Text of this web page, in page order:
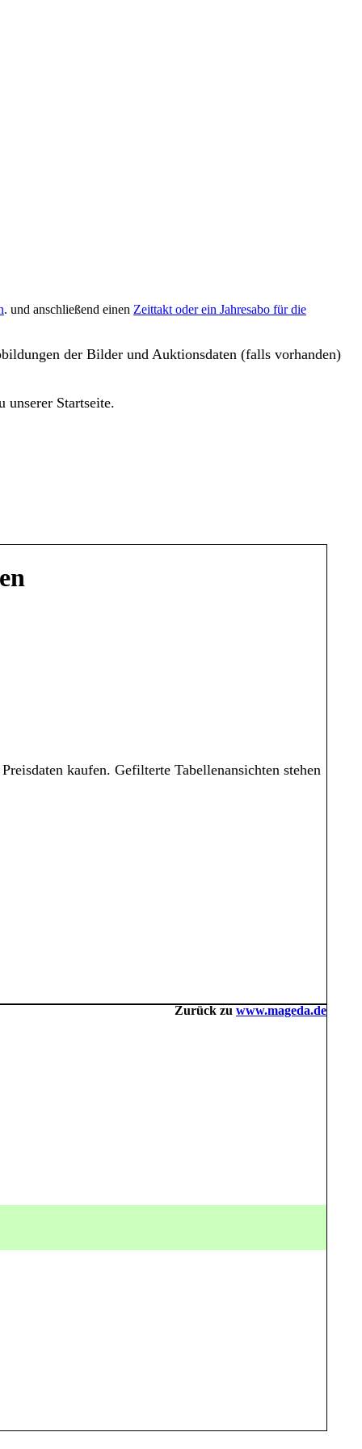
. und anschließend einen Zeittakt oder ein Jahresabo für die
der Bilder und Auktionsdaten (falls vorhanden)
unserer Startseite.
kaufen. Gefilterte Tabellenansichten stehen
Zurück zu www.mageda.de